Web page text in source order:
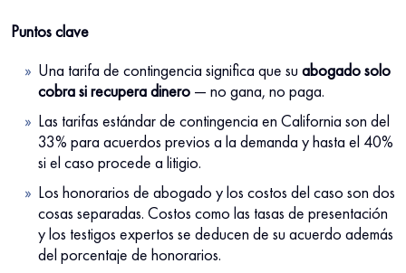
Puntos clave
Una tarifa de contingencia significa que su abogado solo
cobra si recupera dinero — no gana, no paga.
Las tarifas estándar de contingencia en California son del
33% para acuerdos previos a la demanda y hasta el 40%
si el caso procede a litigio.
Los honorarios de abogado y los costos del caso son dos
cosas separadas. Costos como las tasas de presentación
y los testigos expertos se deducen de su acuerdo además
del porcentaje de honorarios.